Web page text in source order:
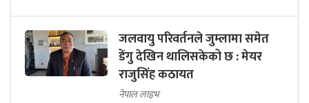
जलवायु परिवर्तनले जुम्लामा समेत
डेंगु देखिन थालिसकेको छ : मेयर
राजुसिंह कठायत
नेपाल लाइभ